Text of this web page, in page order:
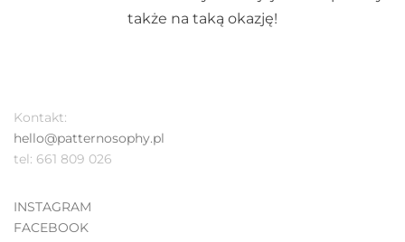
także na taką okazję!
Kontakt:
hello@patternosophy.pl
tel: 661 809 026
INSTAGRAM
FACEBOOK